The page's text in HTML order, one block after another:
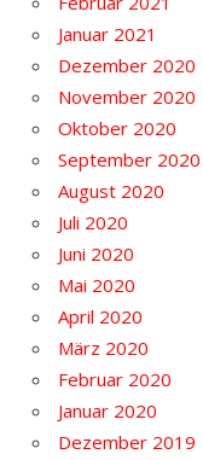
Januar 2021
Dezember 2020
November 2020
Oktober 2020
September 2020
August 2020
Juli 2020
Juni 2020
Mai 2020
April 2020
März 2020
Februar 2020
Januar 2020
Dezember 2019